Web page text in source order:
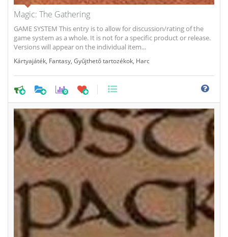
Magic: The Gathering
GAME SYSTEM This entry is to allow for discussion/rating of the
game system as a whole. It is not for a specific product or release.
Versions will appear on the individual item...
Kártyajáték, Fantasy, Gyűjthető tartozékok, Harc
0